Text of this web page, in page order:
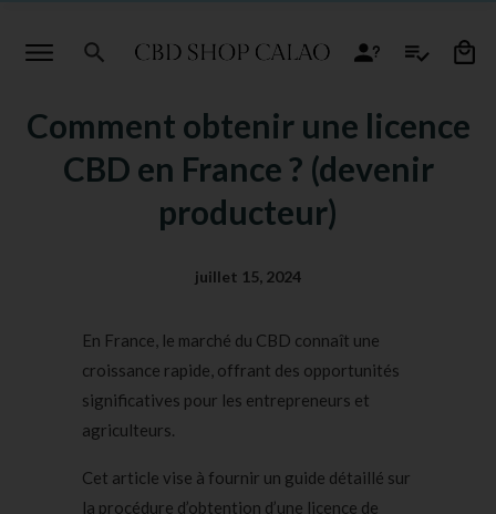
Comment obtenir une licence
CBD en France ? (devenir
producteur)
juillet 15, 2024
En France, le marché du CBD connaît une
croissance rapide, offrant des opportunités
significatives pour les entrepreneurs et
agriculteurs.
Cet article vise à fournir un guide détaillé sur
la procédure d’obtention d’une licence de